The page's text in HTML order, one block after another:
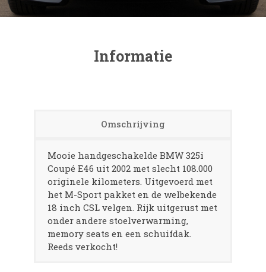
Informatie
Omschrijving
Mooie handgeschakelde BMW 325i
Coupé E46 uit 2002 met slecht 108.000
originele kilometers. Uitgevoerd met
het M-Sport pakket en de welbekende
18 inch CSL velgen. Rijk uitgerust met
onder andere stoelverwarming,
memory seats en een schuifdak.
Reeds verkocht!